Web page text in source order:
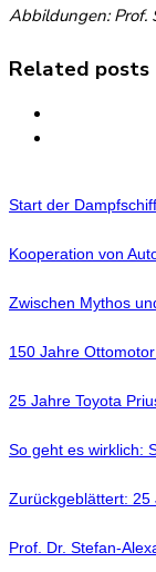
Abbildungen: Prof.
Related posts
Start der
Kooperation von
Zwischen Mythos
150 Jahre
25 Jahre Toyota
So geht es wirklich:
Zurückgeblättert: 25
Prof. Dr. Stefan-